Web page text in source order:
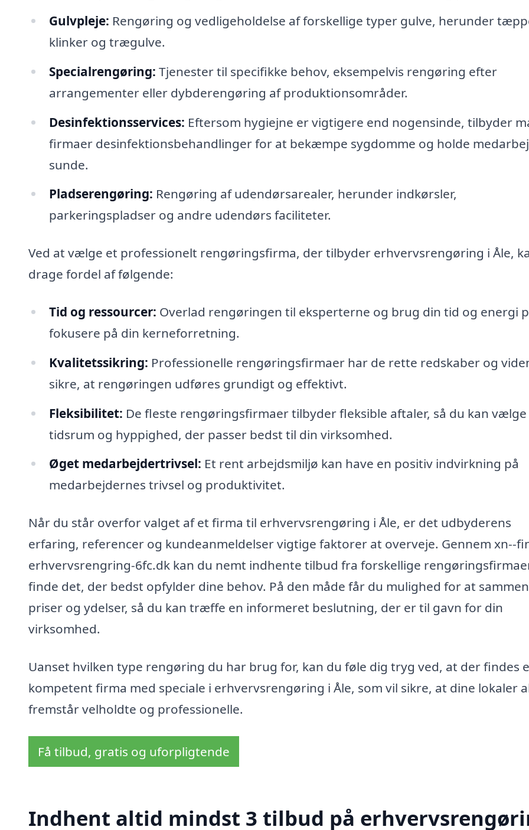
Gulvpleje: Rengøring og vedligeholdelse af forskellige typer gulve, herunder
klinker og trægulve.
Specialrengøring: Tjenester til specifikke behov, eksempelvis rengøring efter
arrangementer eller dybderengøring af produktionsområder.
Desinfektionsservices: Eftersom hygiejne er vigtigere end nogensinde, tilbyder
firmaer desinfektionsbehandlinger for at bekæmpe sygdomme og holde
sunde.
Pladserengøring: Rengøring af udendørsarealer, herunder indkørsler,
parkeringspladser og andre udendørs faciliteter.
Ved at vælge et professionelt rengøringsfirma, der tilbyder erhvervsrengøring i Åle,
drage fordel af følgende:
Tid og ressourcer: Overlad rengøringen til eksperterne og brug din tid og energi
fokusere på din kerneforretning.
Kvalitetssikring: Professionelle rengøringsfirmaer har de rette redskaber og
sikre, at rengøringen udføres grundigt og effektivt.
Fleksibilitet: De fleste rengøringsfirmaer tilbyder fleksible aftaler, så du kan
tidsrum og hyppighed, der passer bedst til din virksomhed.
Øget medarbejdertrivsel: Et rent arbejdsmiljø kan have en positiv indvirkning på
medarbejdernes trivsel og produktivitet.
Når du står overfor valget af et firma til erhvervsrengøring i Åle, er det udbyderens
erfaring, referencer og kundeanmeldelser vigtige faktorer at overveje. Gennem xn--
erhvervsrengring-6fc.dk kan du nemt indhente tilbud fra forskellige
finde det, der bedst opfylder dine behov. På den måde får du mulighed for at
priser og ydelser, så du kan træffe en informeret beslutning, der er til gavn for din
virksomhed.
Uanset hvilken type rengøring du har brug for, kan du føle dig tryg ved, at der findes
kompetent firma med speciale i erhvervsrengøring i Åle, som vil sikre, at dine lokaler
fremstår velholdte og professionelle.
Få tilbud, gratis og uforpligtende
Indhent altid mindst 3 tilbud på